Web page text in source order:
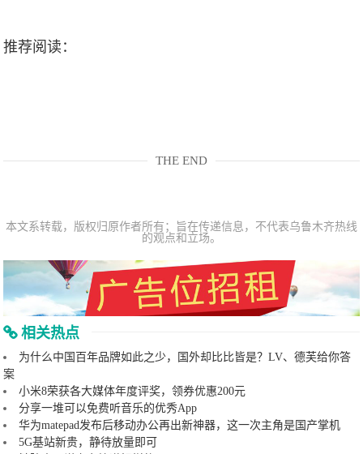
推荐阅读：
THE END
本文系转载，版权归原作者所有；旨在传递信息，不代表乌鲁木齐热线
的观点和立场。
相关热点
为什么中国百年品牌如此之少，国外却比比皆是？LV、德芙给你答
案
小米8荣获各大媒体年度评奖，领券优惠200元
分享一堆可以免费听音乐的优秀App
华为matepad发布后移动办公再出新神器，这一次主角是国产掌机
5G基站新贵，静待放量即可